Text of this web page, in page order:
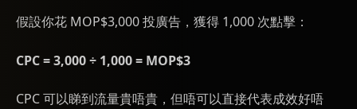
假設你花 MOP$3,000 投廣告，獲得 1,000 次點擊：
CPC = 3,000 ÷ 1,000 = MOP$3
CPC 可以睇到流量貴唔貴，但唔可以直接代表成效好唔